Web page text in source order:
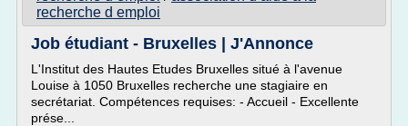
recherche d emploi
Job étudiant - Bruxelles | J'Annonce
L'Institut des Hautes Etudes Bruxelles situé à l'avenue
Louise à 1050 Bruxelles recherche une stagiaire en
secrétariat. Compétences requises: - Accueil - Excellente
prése...